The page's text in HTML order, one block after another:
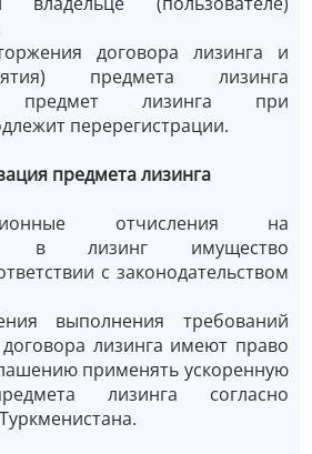
договора лизинга и
предмета лизинга
предмет лизинга при
перерегистрации.
предмета лизинга
отчисления на
в лизинг имущество
с законодательством
выполнения требований
лизинга имеют право
применять ускоренную
лизинга согласно